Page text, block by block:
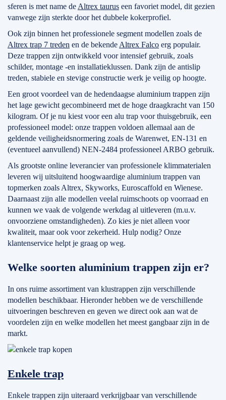
sferen is met name de Altrex taurus een favoriet model, dit gezien
vanwege zijn sterkte door het dubbele kokerprofiel.
Ook zijn binnen het professionele segment modellen zoals de
Altrex trap 7 treden en de bekende Altrex Falco erg populair.
Deze trappen zijn ontwikkeld voor intensief gebruik, zoals
schilder, montage -en installatieklussen. Dank zijn de antislip
treden, stabiele en stevige constructie werk je veilig op hoogte.
Een groot voordeel van de hedendaagse aluminium trappen zijn
het lage gewicht gecombineerd met de hoge draagkracht van 150
kilogram. Of je nu kiest voor een alu trap voor thuisgebruik, een
professioneel model: onze trappen voldoen allemaal aan de
geldende veiligheidsnormering zoals de Warenwet, EN-131 en
(eventueel aanvullend) NEN-2484 professioneel ARBO gebruik.
Als grootste online leverancier van professionele klimmaterialen
leveren wij uitsluitend hoogwaardige aluminium trappen van
topmerken zoals Altrex, Skyworks, Euroscaffold en Wienese.
Daarnaast zijn alle modellen veelal ruimschoots op voorraad en
kunnen we vaak de volgende werkdag al uitleveren (m.u.v.
onvoorziene omstandigheden). Zo kies je niet alleen voor
kwaliteit, maar ook voor zekerheid. Hulp nodig? Onze
klantenservice helpt je graag op weg.
Welke soorten aluminium trappen zijn er?
In ons ruime assortiment van klustrappen zijn verschillende
modellen beschikbaar. Hieronder hebben we de verschillende
uitvoeringen beschreven en geven we direct ook aan wat de
voordelen zijn en welke modellen het meest gangbaar zijn in de
markt.
Enkele trap
Enkele trappen zijn uiteraard verkrijgbaar van verschillende